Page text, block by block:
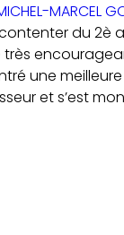
MARCEL
du
une
et s’est